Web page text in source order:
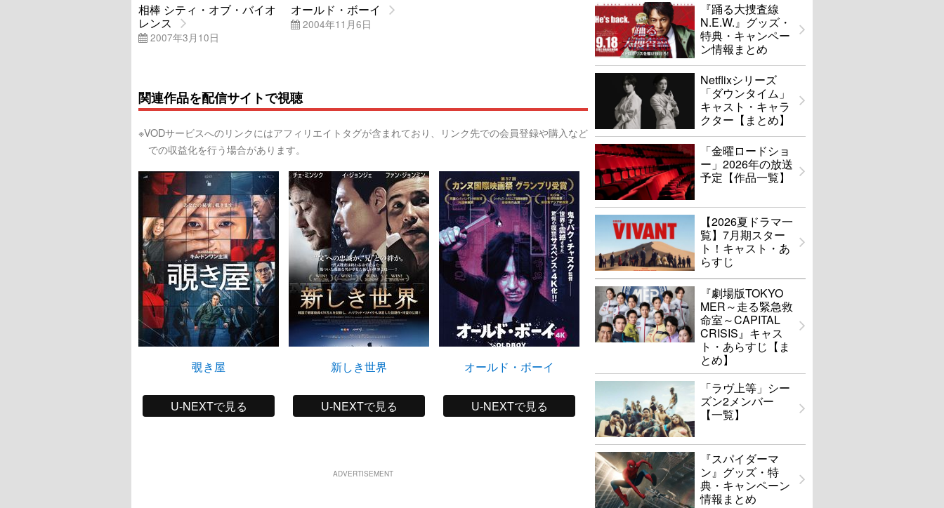
相棒 シティ・オブ・バイオ
レンス
2007年3月10日
オールド・ボーイ
2004年11月6日
関連作品を配信サイトで視聴
※VODサービスへのリンクにはアフィリエイトタグが含まれており、リンク先での会員登録や購入など
での収益化を行う場合があります。
覗き屋
U-NEXTで見る
新しき世界
U-NEXTで見る
オールド・ボーイ
U-NEXTで見る
ADVERTISEMENT
『踊る大捜査線
N.E.W.』グッズ・
特典・キャンペー
ン情報まとめ
Netflixシリーズ
「ダウンタイム」
キャスト・キャラ
クター【まとめ】
「金曜ロードショ
ー」2026年の放送
予定【作品一覧】
【2026夏ドラマ一
覧】7月期スター
ト！キャスト・あ
らすじ
『劇場版TOKYO
MER～走る緊急救
命室～CAPITAL
CRISIS』キャス
ト・あらすじ【ま
とめ】
「ラヴ上等」シー
ズン2メンバー
【一覧】
『スパイダーマ
ン』グッズ・特
典・キャンペーン
情報まとめ